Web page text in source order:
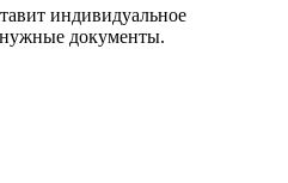
индивидуальное
документы.